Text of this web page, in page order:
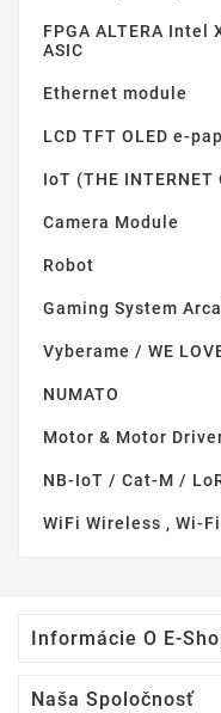
FPGA ALTERA
ASIC
Ethernet module
LCD TFT OLED e-
IoT (THE INTERNET
Camera Module
Robot
Gaming System
Vyberame / WE
NUMATO
Motor & Motor
NB-IoT / Cat-M /
WiFi Wireless , Wi-
Informácie O E-
Naša Spoločnosť